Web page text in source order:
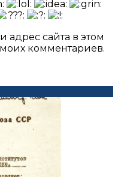
адрес сайта в этом
комментариев.